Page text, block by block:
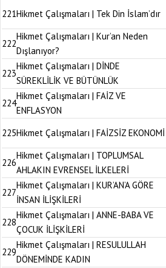
221Hikmet Çalışmaları | Tek Din İslam’dır
222
Hikmet Çalışmaları | Kur’an Neden
Dışlanıyor?
223
Hikmet Çalışmaları | DİNDE
SÜREKLİLİK VE BÜTÜNLÜK
224
Hikmet Çalışmaları | FAİZ VE
ENFLASYON
225Hikmet Çalışmaları | FAİZSİZ EKONOMİ
226
Hikmet Çalışmaları | TOPLUMSAL
AHLAKIN EVRENSEL İLKELERİ
227
Hikmet Çalışmaları | KUR’AN’A GÖRE
İNSAN İLİŞKİLERİ
228
Hikmet Çalışmaları | ANNE-BABA VE
ÇOCUK İLİŞKİLERİ
229
Hikmet Çalışmaları | RESULULLAH
DÖNEMİNDE KADIN